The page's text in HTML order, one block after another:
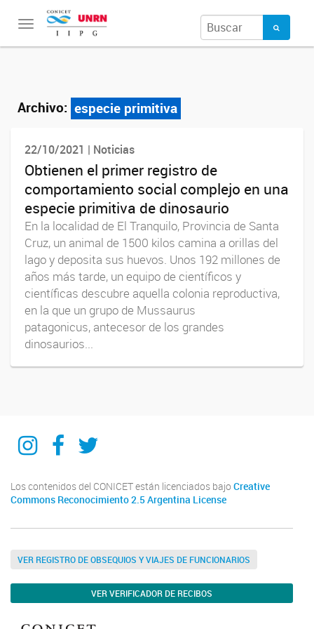
Toggle
navigation
Archivo: especie primitiva
22/10/2021 | Noticias
Obtienen el primer registro de
comportamiento social complejo en una
especie primitiva de dinosaurio
En la localidad de El Tranquilo, Provincia de Santa
Cruz, un animal de 1500 kilos camina a orillas del
lago y deposita sus huevos. Unos 192 millones de
años más tarde, un equipo de científicos y
científicas descubre aquella colonia reproductiva,
en la que un grupo de Mussaurus
patagonicus, antecesor de los grandes
dinosaurios...
IIPGIIPG
IIPG
Los contenidos del CONICET están licenciados bajo Creative
Commons Reconocimiento 2.5 Argentina License
VER REGISTRO DE OBSEQUIOS Y VIAJES DE FUNCIONARIOS
VER VERIFICADOR DE RECIBOS